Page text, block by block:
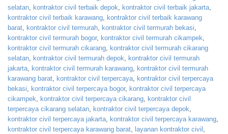
selatan
kontraktor civil terbaik depok kontraktor civil terbaik jakarta
kontraktor civil terbaik karawang
kontraktor civil terbaik karawang
barat
kontraktor civil termurah kontraktor civil termurah bekasi
kontraktor civil termurah bogor, kontraktor civil termurah cikampek
kontraktor civil termurah cikarang
kontraktor civil termurah cikarang
selatan
kontraktor civil termurah depok
kontraktor civil termurah
jakarta
kontraktor civil termurah karawang
kontraktor civil termurah
karawang barat
kontraktor civil terpercaya
kontraktor civil terpercaya
bekasi
kontraktor civil terpercaya bogor, kontraktor civil terpercaya
cikampek
kontraktor civil terpercaya cikarang
kontraktor civil
terpercaya cikarang selatan
kontraktor civil terpercaya depok
kontraktor civil terpercaya jakarta
kontraktor civil terpercaya karawang
kontraktor civil terpercaya karawang barat
layanan kontraktor civil